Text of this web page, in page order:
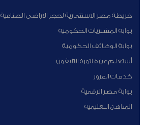
خريطة مصر الاستثمارية لحجز الاراضى الصناعية
بوابة المشتريات الحكومية
بوابة الوظائف الحكومية
أستعلم عن فاتورة التليفون
خدمات المرور
بوابة مصر الرقمية
المناهج التعليمية